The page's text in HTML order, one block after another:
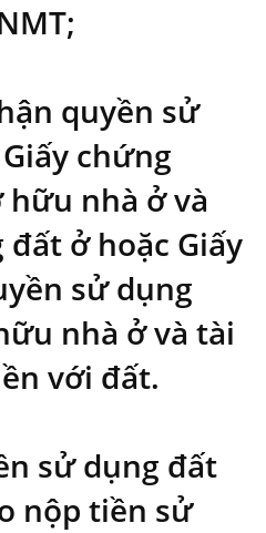
quyền sử
chứng
hữu nhà ở và
ở hoặc Giấy
sử dụng
nhà ở và tài
với đất.
sử dụng đất
nộp tiền sử